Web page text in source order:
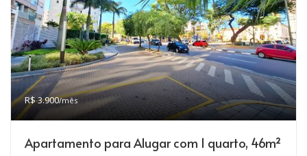
R$ 3.900/mês
Apartamento para Alugar com 1 quarto, 46m²